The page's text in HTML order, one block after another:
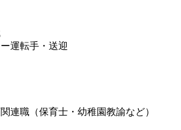
運転手・送迎
連職（保育士・幼稚園教諭など）